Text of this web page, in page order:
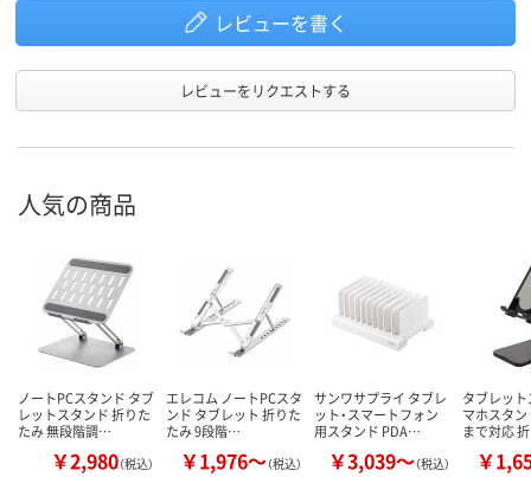
レビューを書く
レビューをリクエストする
人気の商品
ノートPCスタンド タブ
レットスタンド 折りた
たみ 無段階調…
￥2,980（税込）
エレコム ノートPCスタ
ンド タブレット 折りた
たみ 9段階…
￥1,976～（税込）
サンワサプライ タブレ
ット・スマートフォン
用スタンド PDA…
￥3,039～（税込）
タブレッ
マホスタ
まで対応
￥